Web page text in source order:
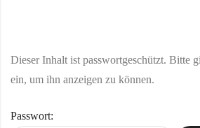
Dieser Inhalt ist passwortgeschützt. Bitte
ein, um ihn anzeigen zu können.
Passwort: